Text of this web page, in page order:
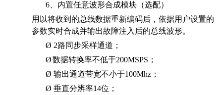
6、内置任意波形合成模块（选配）
用以将收到的总线数据重新编码后，依据用户设置的
参数实时合成并输出故障注入后的总线波形。
Ø 2路同步采样通道；
Ø数据转换率不低于200MSPS ；
Ø 输出通道带宽不小于100Mhz ；
Ø 垂直分辨率14位；